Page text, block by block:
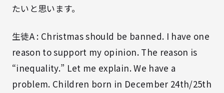
たいと思います。
生徒A : Christmas should be banned. I have one
reason to support my opinion. The reason is
“inequality.” Let me explain. We have a
problem. Children born in December 24th/25th